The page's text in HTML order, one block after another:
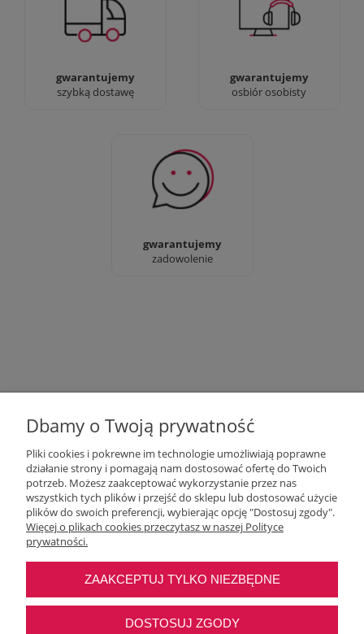
gwarantujemy
szybką dostawę
90% dostaw następnego
dnia, bez dopłat!
gwarantujemy
osbiór osobisty
Jesteśmy prawdziwi :)
możesz przyjść i
gwarantujemy
zadowolenie
Sprawdź nasze 100%
zadowolenia Klientów
Moje konto
Najczęstsze pytania
Dbamy o Twoją prywatność
Pliki cookies i pokrewne im technologie umożliwiają poprawne
działanie strony i pomagają nam dostosować ofertę do Twoich
potrzeb. Możesz zaakceptować wykorzystanie przez nas
wszystkich tych plików i przejść do sklepu lub dostosować użycie
plików do swoich preferencji, wybierając opcję "Dostosuj zgody".
Więcej o plikach cookies przeczytasz w naszej Polityce
prywatności.
ZAAKCEPTUJ TYLKO NIEZBĘDNE
DOSTOSUJ ZGODY